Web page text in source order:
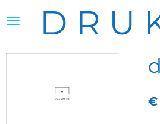
direct
hoofdinhoud
D R U
€